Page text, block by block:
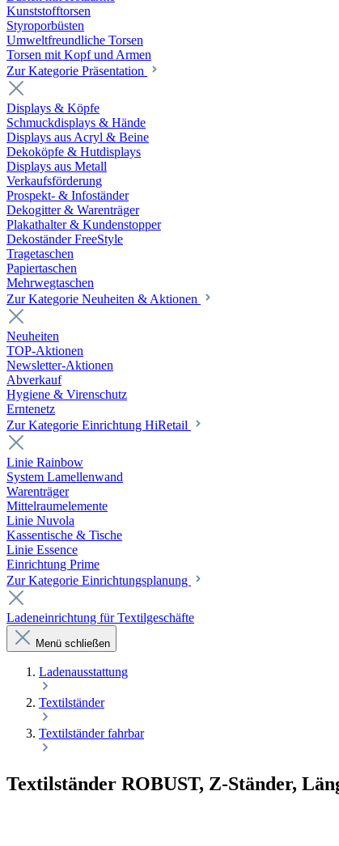
Kunststofftorsen
Styroporbüsten
Umweltfreundliche Torsen
Torsen mit Kopf und Armen
Zur Kategorie Präsentation
Displays & Köpfe
Schmuckdisplays & Hände
Displays aus Acryl & Beine
Dekoköpfe & Hutdisplays
Displays aus Metall
Verkaufsförderung
Prospekt- & Infoständer
Dekogitter & Warenträger
Plakathalter & Kundenstopper
Dekoständer FreeStyle
Tragetaschen
Papiertaschen
Mehrwegtaschen
Zur Kategorie Neuheiten & Aktionen
Neuheiten
TOP-Aktionen
Newsletter-Aktionen
Abverkauf
Hygiene & Virenschutz
Erntenetz
Zur Kategorie Einrichtung HiRetail
Linie Rainbow
System Lamellenwand
Warenträger
Mittelraumelemente
Linie Nuvola
Kassentische & Tische
Linie Essence
Einrichtung Prime
Zur Kategorie Einrichtungsplanung
Ladeneinrichtung für Textilgeschäfte
Menü schließen
Laden­ausstattung
Textilständer
Textilständer fahrbar
Textilständer ROBUST, Z-Ständer,